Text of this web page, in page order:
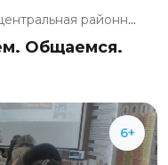
Медынская центральная районная...
Общаемся.
6+